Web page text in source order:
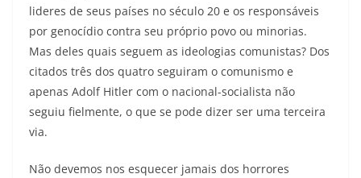
lideres de seus países no século 20 e os responsáveis
por genocídio contra seu próprio povo ou minorias.
Mas deles quais seguem as ideologias comunistas? Dos
citados três dos quatro seguiram o comunismo e
apenas Adolf Hitler com o nacional-socialista não
seguiu fielmente, o que se pode dizer ser uma terceira
via.
Não devemos nos esquecer jamais dos horrores